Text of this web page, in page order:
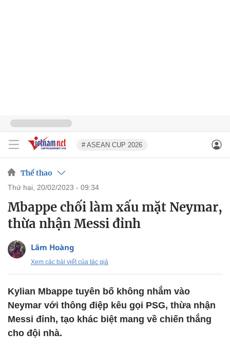
# ASEAN CUP 2026
Thể thao
thứ hai, 20/02/2023 - 09:34
Mbappe chối làm xấu mặt Neymar,
thừa nhận Messi đỉnh
Lâm Hoàng
Xem các bài viết của tác giả
Kylian Mbappe tuyên bố không nhắm vào
Neymar với thông điệp kêu gọi PSG, thừa nhận
Messi đỉnh, tạo khác biệt mang về chiến thắng
cho đội nhà.